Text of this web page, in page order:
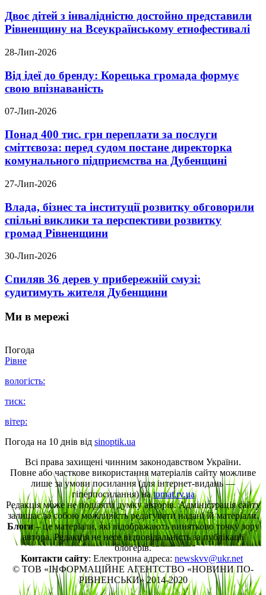
Двоє дітей з інвалідністю достойно представили
Рівненщину на Всеукраїнському етнофестивалі
28-Лип-2026
Від ідеї до бренду: Корецька громада формує
свою впізнаваність
07-Лип-2026
Понад 400 тис. грн переплати за послуги
сміттєвоза: перед судом постане директорка
комунального підприємства на Дубенщині
27-Лип-2026
Влада, бізнес та інституції розвитку обговорили
спільні виклики та перспективи розвитку
громад Рівненщини
30-Лип-2026
Спиляв 36 дерев у прибережній смузі:
судитимуть жителя Дубенщини
Ми в мережі
Погода
Рівне
вологість:
тиск:
вітер:
Погода на 10 днів від sinoptik.ua
Всі права захищені чинним законодавством України.
Повне або часткове використання матеріалів сайту можливе
лише за умови посилання (для інтернет-видань —
гіперпосилання) наtomat.rv.ua
Редакція може не поділяти думку авторів. Адміністрація сайту
залишає за собою можливість редагувати надані їй матеріали.
Блоги– це матеріали, які відображають винятково точку зору
автора. Редакція не несе відповідальність за публікації
блогерів.
Контакти сайту: Електронна адреса: newskvv@ukr.net
© ТОВ «ІНФОРМАЦІЙНЕ АГЕНТСТВО «НОВИНИ ПО-
РІВНЕНСЬКИ» 2014-2020